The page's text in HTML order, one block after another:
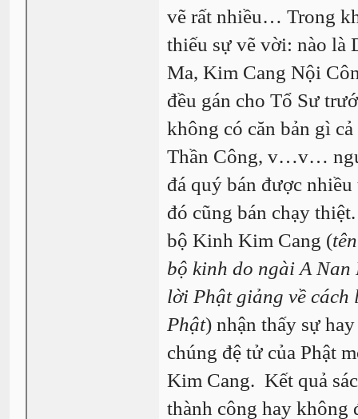
vẽ rất nhiều… Trong
thiếu sự vẽ vời: nào
Ma, Kim Cang Nội
đều gán cho Tổ Sư
không có căn bản gì
Thần Công, v…v…
đá quý bán được nhiều
đó cũng bán chạy
bộ Kinh Kim Cang (
bộ kinh do ngài A
lời Phật giảng về cách
Phật) nhận thấy sự
chúng đệ tử của Phật
Kim Cang. Kết quả
thành công hay không